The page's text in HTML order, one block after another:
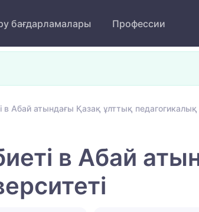
бағдарламалары Профессии
в Абай атындағы Қазақ ұлттық педагогикалық
в Абай